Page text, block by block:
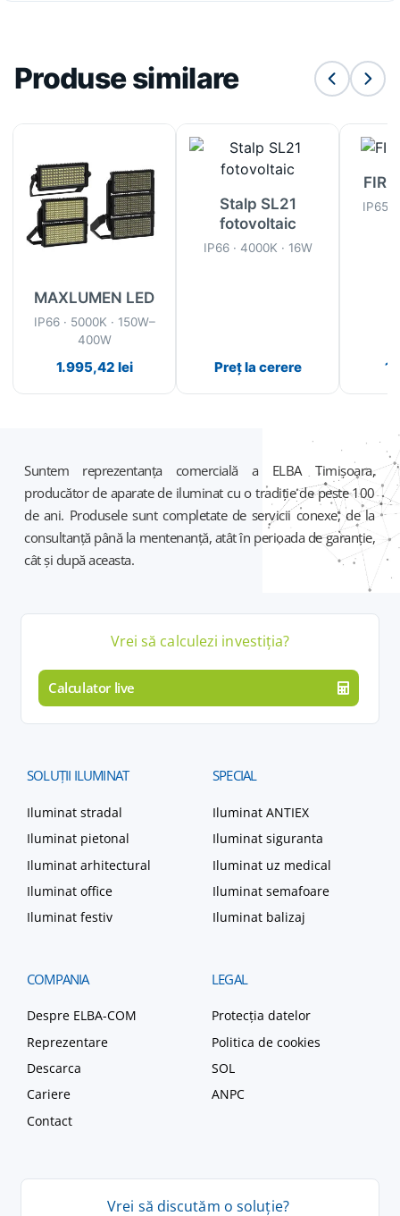
Produse similare
MAXLUMEN LED
IP66 · 5000K · 150W–
400W
1.995,42 lei
Stalp SL21
fotovoltaic
IP66 · 4000K · 16W
Preț la cerere
IP65
Suntem reprezentanța comercială a ELBA Timișoara,
producător de aparate de iluminat cu o tradiție de peste 100
de ani. Produsele sunt completate de servicii conexe, de la
consultanță până la mentenanță, atât în perioada de garanție,
cât și după aceasta.
Vrei să calculezi investiția?
Calculator live
SOLUȚII ILUMINAT
Iluminat stradal
Iluminat pietonal
Iluminat arhitectural
Iluminat office
Iluminat festiv
SPECIAL
Iluminat ANTIEX
Iluminat siguranta
Iluminat uz medical
Iluminat semafoare
Iluminat balizaj
COMPANIA
Despre ELBA-COM
Reprezentare
Descarca
Cariere
Contact
LEGAL
Protecția datelor
Politica de cookies
SOL
ANPC
Vrei să discutăm osoluție?